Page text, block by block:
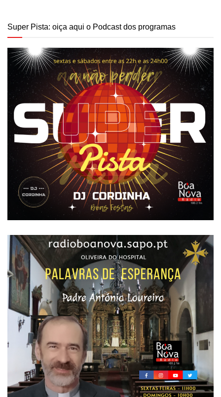
Super Pista: oiça aqui o Podcast dos programas